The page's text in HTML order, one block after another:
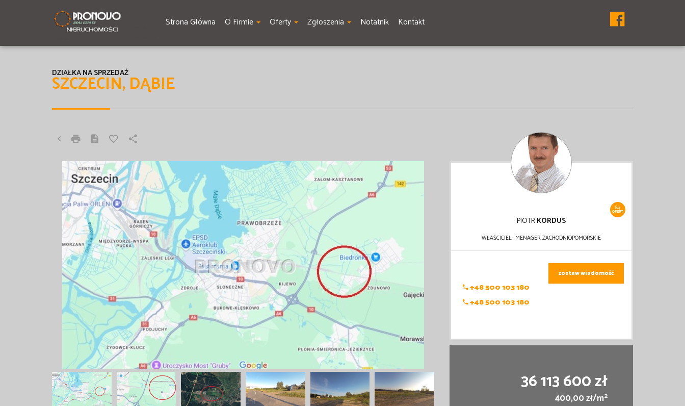
Strona Główna O Firmie Oferty Zgłoszenia Notatnik Kontakt
SZCZECIN, DĄBIE
DZIAŁKA NA SPRZEDAŻ
84
OFERT
PIOTRKORDUS
WŁAŚCICIEL- MENAGER ZACHODNIOPOMORSKIE
+48 500 103 180
+48 500 103 180
zostaw wiadomość
36 113 600 zł
400,00 zł/m2